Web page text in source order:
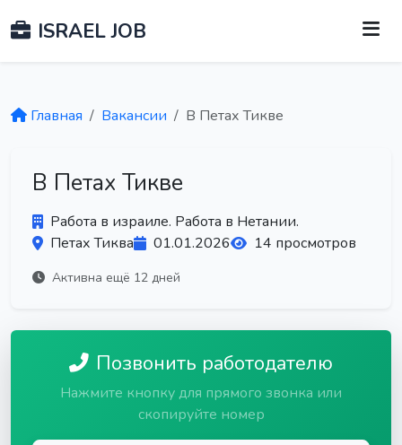
ISRAEL JOB
Главная Вакансии В Петах Тикве
В Петах Тикве
Работа в израиле. Работа в Нетании.
Петах Тиква
01.01.2026 14 просмотров
Активна ещё 12 дней
Позвонить работодателю
Нажмите кнопку для прямого звонка или
скопируйте номер